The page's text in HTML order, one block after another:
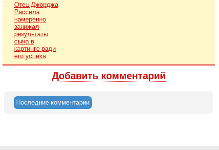
Отец Джорджа
Рассела
намеренно
занижал
результаты
сына в
картинге ради
его успеха
Добавить комментарий
Последние комментарии